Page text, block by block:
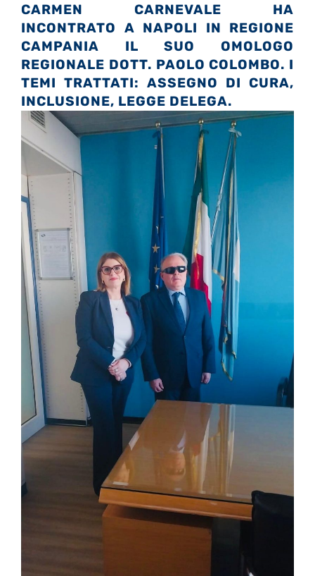
CARMEN CARNEVALE HA
INCONTRATO A NAPOLI IN REGIONE
CAMPANIA IL SUO OMOLOGO
REGIONALE DOTT. PAOLO COLOMBO. I
TEMI TRATTATI: ASSEGNO DI CURA,
INCLUSIONE, LEGGE DELEGA.